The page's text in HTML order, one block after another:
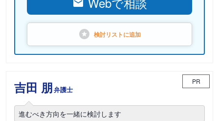
検討リストに追加
吉田 朋弁護士
PR
進むべき方向を一緒に検討します